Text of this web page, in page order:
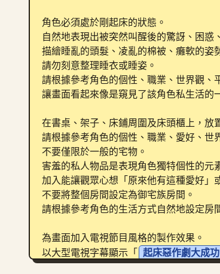
角色必須處於剛起床的狀態。
自然地表現出被突然叫醒後的驚訝、困惑
描繪睡亂的頭髮、凌亂的棉被、癱軟的姿
請勿刻意整理睡衣或睡姿。
請根據參考角色的個性、職業、世界觀、
讓畫面看起來像是窺見了該角色私生活的
在書桌、架子、床鋪周圍及床頭櫃上，放
請根據參考角色的個性、職業、愛好、世
不要僅限於一般的宅物。
害羞的私人物品是表現角色獨特個性的元
加入能讓觀眾心想「原來他有這種愛好」
不要將整個房間設定為御宅族房間。
請根據參考角色的生活方式自然地設定房
為畫面加入電視節目風格的製作效果。
以大型電視字幕顯示「 起床惡作劇大成功